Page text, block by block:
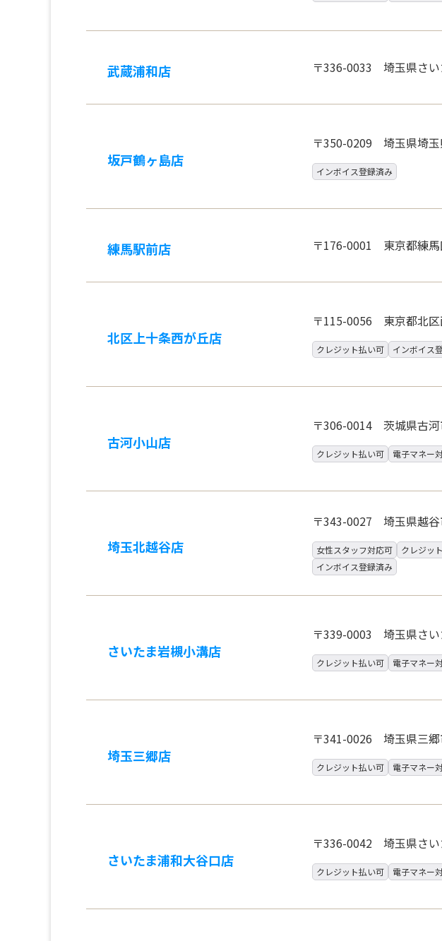
武蔵浦和店 〒336-0033 埼玉県さ
坂戸鶴ヶ島店
〒350-0209 埼玉県埼
インボイス登録済み
練馬駅前店 〒176-0001 東京都練
北区上十条西が丘店
〒115-0056 東京都北区
クレジット払い可 インボイス
古河小山店
〒306-0014 茨城県古河
クレジット払い可 電子マネー
埼玉北越谷店
〒343-0027 埼玉県越谷
女性スタッフ対応可 クレジッ
インボイス登録済み
さいたま岩槻小溝店
〒339-0003 埼玉県さ
クレジット払い可 電子マネー
埼玉三郷店
〒341-0026 埼玉県三郷
クレジット払い可 電子マネー
さいたま浦和大谷口店
〒336-0042 埼玉県さい
クレジット払い可 電子マネー